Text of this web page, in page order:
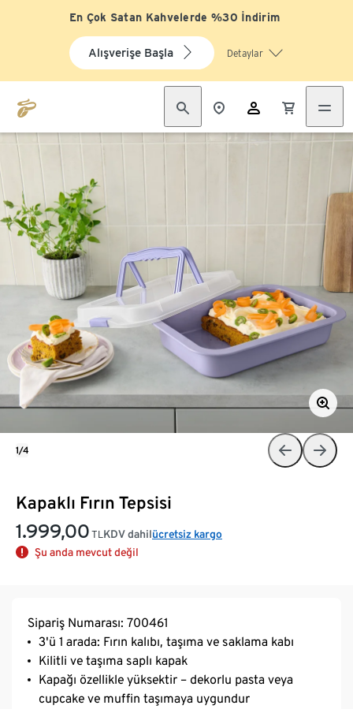
En Çok Satan Kahvelerde %30 İndirim
Alışverişe Başla Detaylar
Kapaklı Fırın Tepsisi
1.999,00 TLKDV dahilücretsiz kargo
Şu anda mevcut değil
1/4
Sipariş Numarası: 700461
3'ü 1 arada: Fırın kalıbı, taşıma ve saklama kabı
Kilitli ve taşıma saplı kapak
Kapağı özellikle yüksektir – dekorlu pasta veya
cupcake ve muffin taşımaya uygundur